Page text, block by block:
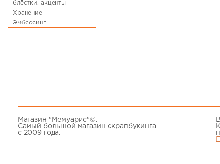
блёстки, акценты
Хранение
Эмбоссинг
Магазин "Мемуарис"©.
Самый большой магазин скрапбукинга
с 2009 года.